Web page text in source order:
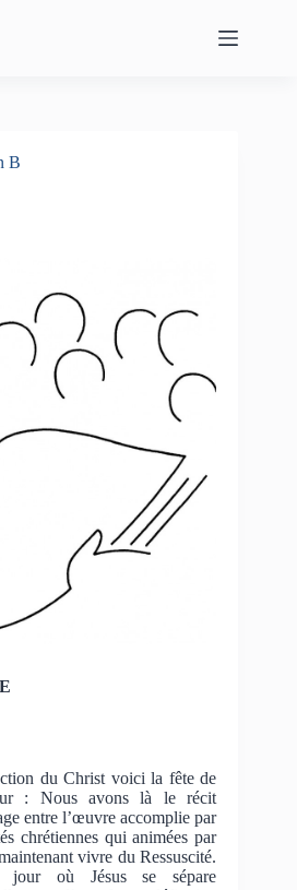
B
du Christ voici la fête de
: Nous avons là le récit
entre l’œuvre accomplie par
chrétiennes qui animées par
vivre du Ressuscité.
jour où Jésus se sépare